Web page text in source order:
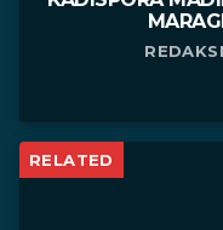
RELATED